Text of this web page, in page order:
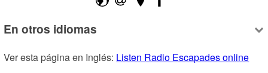
En otros idiomas
Ver esta página en Inglés: Listen Radio Escapades online